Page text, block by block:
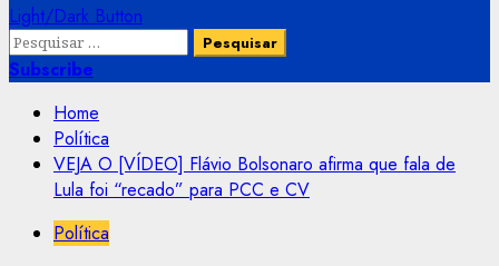
Light/Dark Button
Pesquisar
por:
Subscribe
Home
Política
VEJA O [VÍDEO] Flávio Bolsonaro afirma que fala de
Lula foi “recado” para PCC e CV
Política